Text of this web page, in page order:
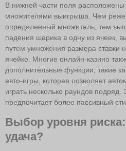
В нижней части поля
множителями выигрыша. Чем реже
определенный множитель, тем
падения шарика в одну из ячеек,
путем умножения размера ставки
ячейке. Многие онлайн-казино
дополнительные функции, такие
авто-игры, которая позволяет
играть несколько раундов подряд.
предпочитает более пассивный
Выбор уровня риска:
удача?